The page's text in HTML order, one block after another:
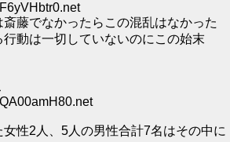
藤でなかったらこの混乱はなかった
動は一切していないのにこの始末
性2人、5人の男性合計7名はその中に